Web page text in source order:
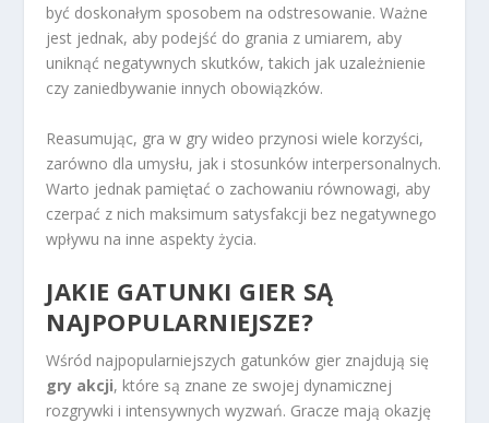
być doskonałym sposobem na odstresowanie. Ważne
jest jednak, aby podejść do grania z umiarem, aby
uniknąć negatywnych skutków, takich jak uzależnienie
czy zaniedbywanie innych obowiązków.
Reasumując, gra w gry wideo przynosi wiele korzyści,
zarówno dla umysłu, jak i stosunków interpersonalnych.
Warto jednak pamiętać o zachowaniu równowagi, aby
czerpać z nich maksimum satysfakcji bez negatywnego
wpływu na inne aspekty życia.
JAKIE GATUNKI GIER SĄ
NAJPOPULARNIEJSZE?
Wśród najpopularniejszych gatunków gier znajdują się
gry akcji, które są znane ze swojej dynamicznej
rozgrywki i intensywnych wyzwań. Gracze mają okazję